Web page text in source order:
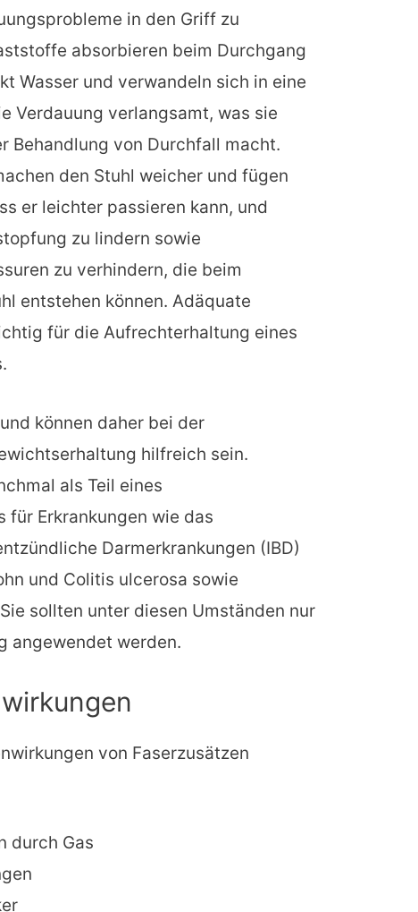
in den Griff zu
absorbieren beim Durchgang
Wasser und verwandeln sich in eine
Verdauung verlangsamt, was sie
Behandlung von Durchfall macht.
den Stuhl weicher und fügen
er leichter passieren kann, und
zu lindern sowie
zu verhindern, die beim
entstehen können. Adäquate
für die Aufrechterhaltung eines
können daher bei der
hilfreich sein.
als Teil eines
für Erkrankungen wie das
Darmerkrankungen (IBD)
und Colitis ulcerosa sowie
sollten unter diesen Umständen nur
angewendet werden.
von Faserzusätzen
durch Gas